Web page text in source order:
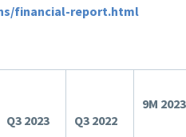
financial-report.html
Q3 2023 Q3 2022
9M 2023